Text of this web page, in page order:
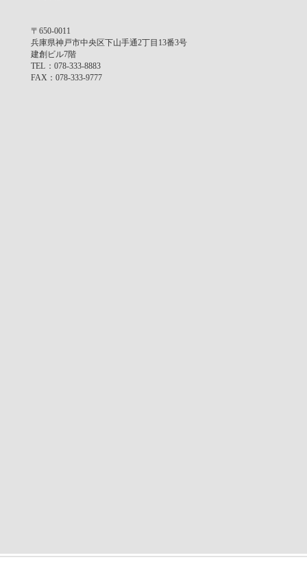
〒650-0011
兵庫県神戸市中央区下山手通2丁目13番3号
建創ビル7階
TEL ：078-333-8883
FAX ：078-333-9777